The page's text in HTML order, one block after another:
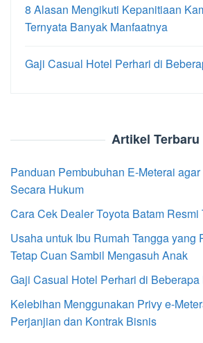
8 Alasan Mengikuti Kepanitiaan
Ternyata Banyak Manfaatnya
Gaji Casual Hotel Perhari di
Artikel Terbaru
Panduan Pembubuhan E-Meterai
Secara Hukum
Cara Cek Dealer Toyota Batam Resmi
Usaha untuk Ibu Rumah Tangga yang
Tetap Cuan Sambil Mengasuh Anak
Gaji Casual Hotel Perhari di
Kelebihan Menggunakan Privy e-
Perjanjian dan Kontrak Bisnis